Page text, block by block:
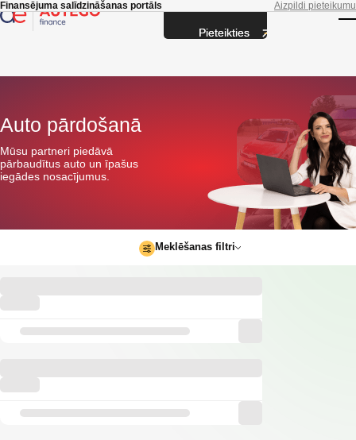
Skip to main content
Finansējuma salīdzināšanas portāls Aizpildi pieteikumu
Auto pārdošanā
Mūsu partneri piedāvā
pārbaudītus auto un īpašus
iegādes nosacījumus.
Meklēšanas filtri